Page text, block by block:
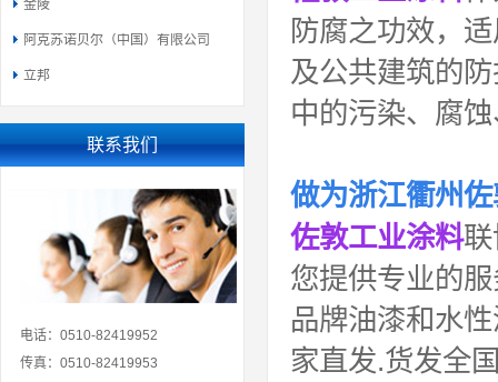
金陵
阿克苏诺贝尔（中国）有限公司
立邦
联系我们
电话：0510-82419952
传真：0510-82419953
防腐之功效，
及公共建筑的
中的污染、腐
做为浙江衢州
佐敦工业涂料
您提供专业的
品牌油漆和水
家直发.货发全